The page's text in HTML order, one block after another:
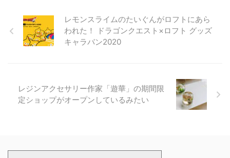
レモンスライムのたいぐんがロフトにあら
われた！ ドラゴンクエスト×ロフト グッズ
キャラバン2020
レジンアクセサリー作家「遊華」の期間限
定ショップがオープンしているみたい